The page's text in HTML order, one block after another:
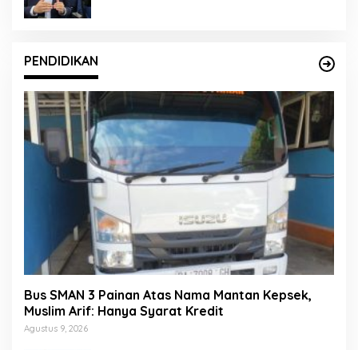
PENDIDIKAN
Bus SMAN 3 Painan Atas Nama Mantan Kepsek,
Muslim Arif: Hanya Syarat Kredit
Agustus 9, 2026